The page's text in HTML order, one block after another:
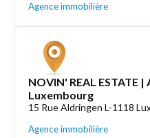
Agence immobilière
NOVIN' REAL ESTATE
Luxembourg
15 Rue Aldringen L-1118
Agence immobilière